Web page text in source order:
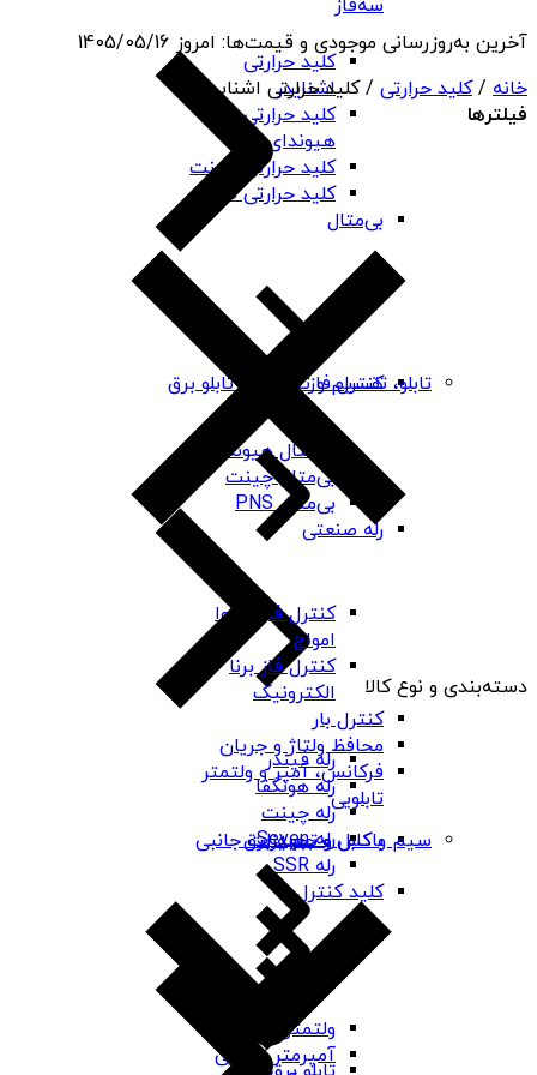
کلید حرارتی
اشنایدر
کلید حرارتی
هیوندای
کلید حرارتی چینت
کلید حرارتی PNS
بی‌متال
بی‌متال هیوندای
بی‌متال چینت
بی‌متال PNS
رله صنعتی
رله فیندر
رله هونگفا
رله چینت
رله Seven
رله SSR
کلید کنترل
سه‌فاز
کنترل فاز
کنترل فاز شیوا
امواج
کنترل فاز برنا
الکترونیک
کنترل بار
محافظ ولتاژ و جریان
فرکانس، آمپر و ولتمتر
تابلویی
ولتمتر تابلویی
آمپرمتر تابلویی
تابلو، تقسیم و تجهیزات تابلو برق
باکس و جعبه برق
سیم و کابل و تجهیزات جانبی
آخرین به‌روزرسانی موجودی و قیمت‌ها: امروز 1405/05/16
خانه /کلید حرارتی / کلید حرارتی اشنایدر
فیلترها
دسته‌بندی و نوع کالا